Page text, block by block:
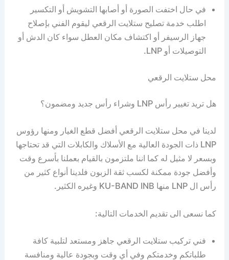
في حال اختفت الصورة أو أصابها التشويش أو التكسير
اطلب خدمة تصليح ستلايت الرقعي ليقوم الفني بإصلاح
جهاز الرسيفر أو اكتشاف مكان العطل سواء كان الدش أو
التوصيلات أو LNP.
محل ستلايت الرقعي
هل تريد تغيير رأس LNP وشراء رأس جديد ومضمون؟
لدينا في محل ستلايت الرقعي أفضل قطع الغيار ومنها رؤوس
LNP ذات الجودة العالية مع الأسلاك والكابلات التي قد تحتاجها
وبسعر لا مثيل له كما اننا ملتزمون بالقيام بعملنا بأسرع وقت
وأفضل جودة ممكنة لكسب ثقة الزبون فلدينا أنواع كثير من
رأس ال LNP منها KU-BAND INB وغيره الكثير.
كما نسعى الى تقديم الخدمات التالية:
فني تركيب ستلايت الرقعي جاهز ومستعد لتلبية كافة
طلباتكم وخدمتكم وفي أي وقت وبجودة عالية ومنافسة